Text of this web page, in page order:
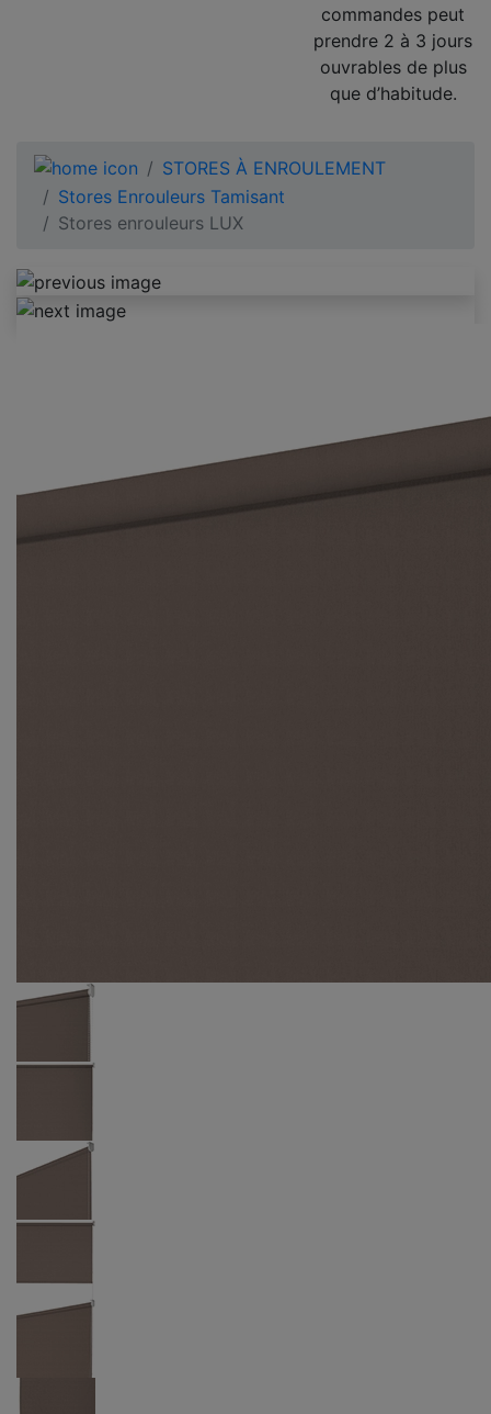
commandes peut
prendre 2 à 3 jours
ouvrables de plus
que d’habitude.
STORES À ENROULEMENT
Stores Enrouleurs Tamisant
Stores enrouleurs LUX